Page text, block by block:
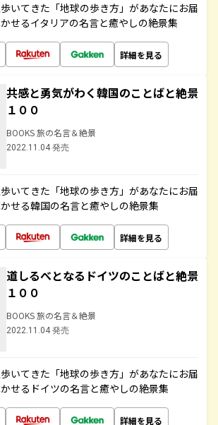
いてきた「地球の歩き方」があなたにお届
せるイタリアの名言と癒やしの絶景集
詳細を見る
共感と勇気がわく韓国のことばと絶景
１００
BOOKS 旅の名言＆絶景
2022.11.04 発売
いてきた「地球の歩き方」があなたにお届
せる韓国の名言と癒やしの絶景集
詳細を見る
道しるべとなるドイツのことばと絶景
１００
BOOKS 旅の名言＆絶景
2022.11.04 発売
いてきた「地球の歩き方」があなたにお届
せるドイツの名言と癒やしの絶景集
詳細を見る